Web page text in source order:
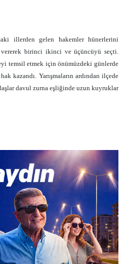
illerden gelen hakemler hünerlerini
vererek birinci ikinci ve üçüncüyü seçti.
temsil etmek için önümüzdeki günlerde
kazandı. Yarışmaların ardından ilçede
davul zurna eşliğinde uzun kuyruklar